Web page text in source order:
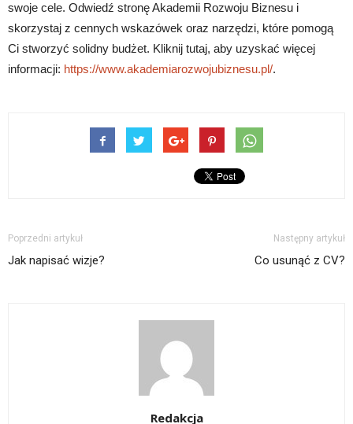
swoje cele. Odwiedź stronę Akademii Rozwoju Biznesu i
skorzystaj z cennych wskazówek oraz narzędzi, które pomogą
Ci stworzyć solidny budżet. Kliknij tutaj, aby uzyskać więcej
informacji: https://www.akademiarozwojubiznesu.pl/.
Poprzedni artykuł
Jak napisać wizje?
Następny artykuł
Co usunąć z CV?
Redakcja